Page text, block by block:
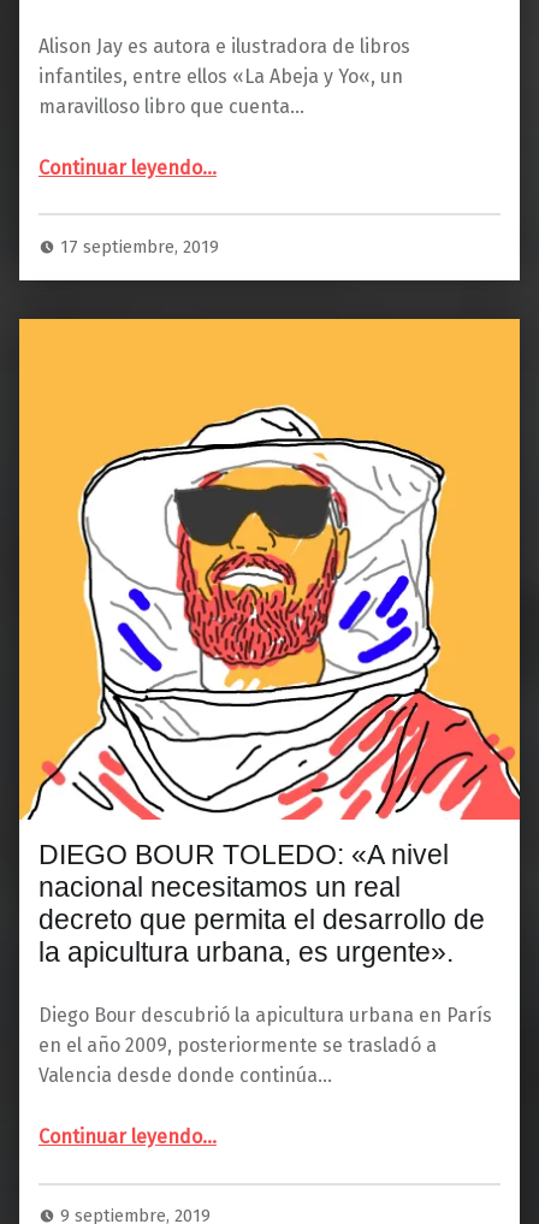
Alison Jay es autora e ilustradora de libros
infantiles, entre ellos «La Abeja y Yo«, un
maravilloso libro que cuenta…
Continuar leyendo
“ALISON JAY: «Creo que cualquier pequeña acción es importante. Si más niños y adultos ayudaran a proteger más a las abejas, la situación mejoraría, estoy segura».”
…
17 septiembre, 2019
DIEGO BOUR TOLEDO: «A nivel
nacional necesitamos un real
decreto que permita el desarrollo de
la apicultura urbana, es urgente».
Diego Bour descubrió la apicultura urbana en París
en el año 2009, posteriormente se trasladó a
Valencia desde donde continúa…
Continuar leyendo“DIEGO BOUR TOLEDO: «A nivel nacional necesitamos un real decreto que permita el desarrollo de la apicultura urbana, es urgente».”
…
9 septiembre, 2019